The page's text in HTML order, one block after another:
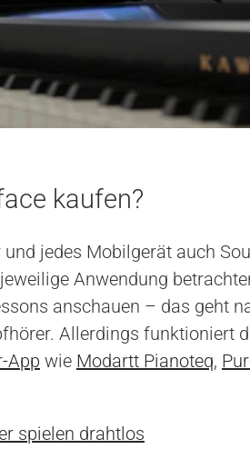
kaufen?
jedes Mobilgerät auch
Anwendung
anschauen – das geht
Allerdings funktioniert
App wie Modartt Pianoteq,
spielen drahtlos